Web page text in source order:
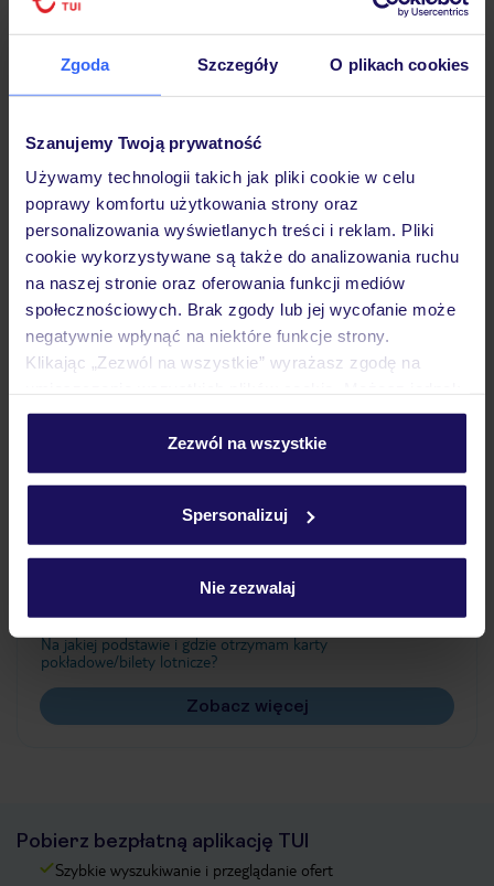
Zgoda Szczegóły O plikach cookies
Szanujemy Twoją prywatność
Używamy technologii takich jak pliki cookie w celu
poprawy komfortu użytkowania strony oraz
personalizowania wyświetlanych treści i reklam. Pliki
cookie wykorzystywane są także do analizowania ruchu
na naszej stronie oraz oferowania funkcji mediów
społecznościowych. Brak zgody lub jej wycofanie może
negatywnie wpłynąć na niektóre funkcje strony.
Klikając „Zezwól na wszystkie” wyrażasz zgodę na
personalizować swój wybór wchodząc w zakładkę
Szczegółowe informacje o plikach cookie znajdziesz
Zezwól na wszystkie
Spersonalizuj
Nie zezwalaj
Opinie
Pokoje
Wyżywienie
Atrakcje
Ważne informacje
Często zadawane pytania
Jak zmienić uczestników/osobę zgłaszającą?
Czy w Hotelu będzie przedstawiciel TUI?
Na jakiej podstawie i gdzie otrzymam karty
pokładowe/bilety lotnicze?
Zobacz więcej
Pobierz bezpłatną aplikację TUI
Szybkie wyszukiwanie i przeglądanie ofert